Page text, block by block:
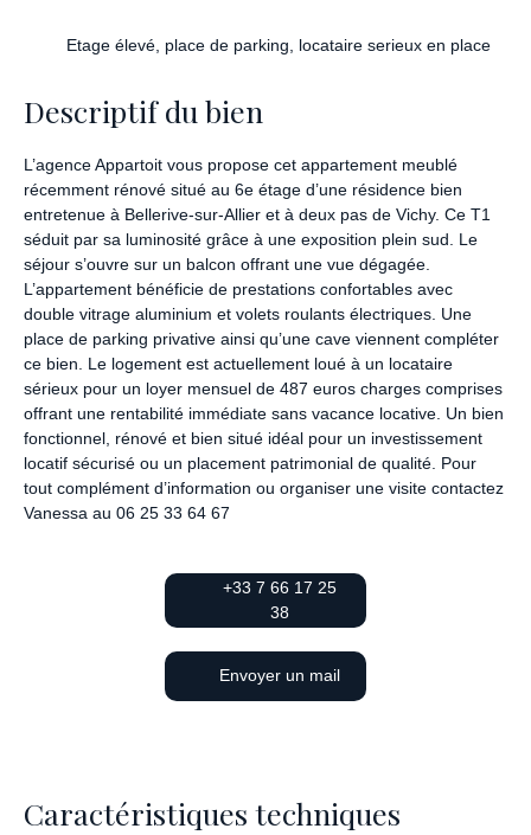
Etage élevé, place de parking, locataire serieux en place
Descriptif du bien
L’agence Appartoit vous propose cet appartement meublé
récemment rénové situé au 6e étage d’une résidence bien
entretenue à Bellerive-sur-Allier et à deux pas de Vichy. Ce T1
séduit par sa luminosité grâce à une exposition plein sud. Le
séjour s’ouvre sur un balcon offrant une vue dégagée.
L’appartement bénéficie de prestations confortables avec
double vitrage aluminium et volets roulants électriques. Une
place de parking privative ainsi qu’une cave viennent compléter
ce bien. Le logement est actuellement loué à un locataire
sérieux pour un loyer mensuel de 487 euros charges comprises
offrant une rentabilité immédiate sans vacance locative. Un bien
fonctionnel, rénové et bien situé idéal pour un investissement
locatif sécurisé ou un placement patrimonial de qualité. Pour
tout complément d’information ou organiser une visite contactez
Vanessa au 06 25 33 64 67
+33 7 66 17 25
38
Envoyer un mail
Caractéristiques techniques